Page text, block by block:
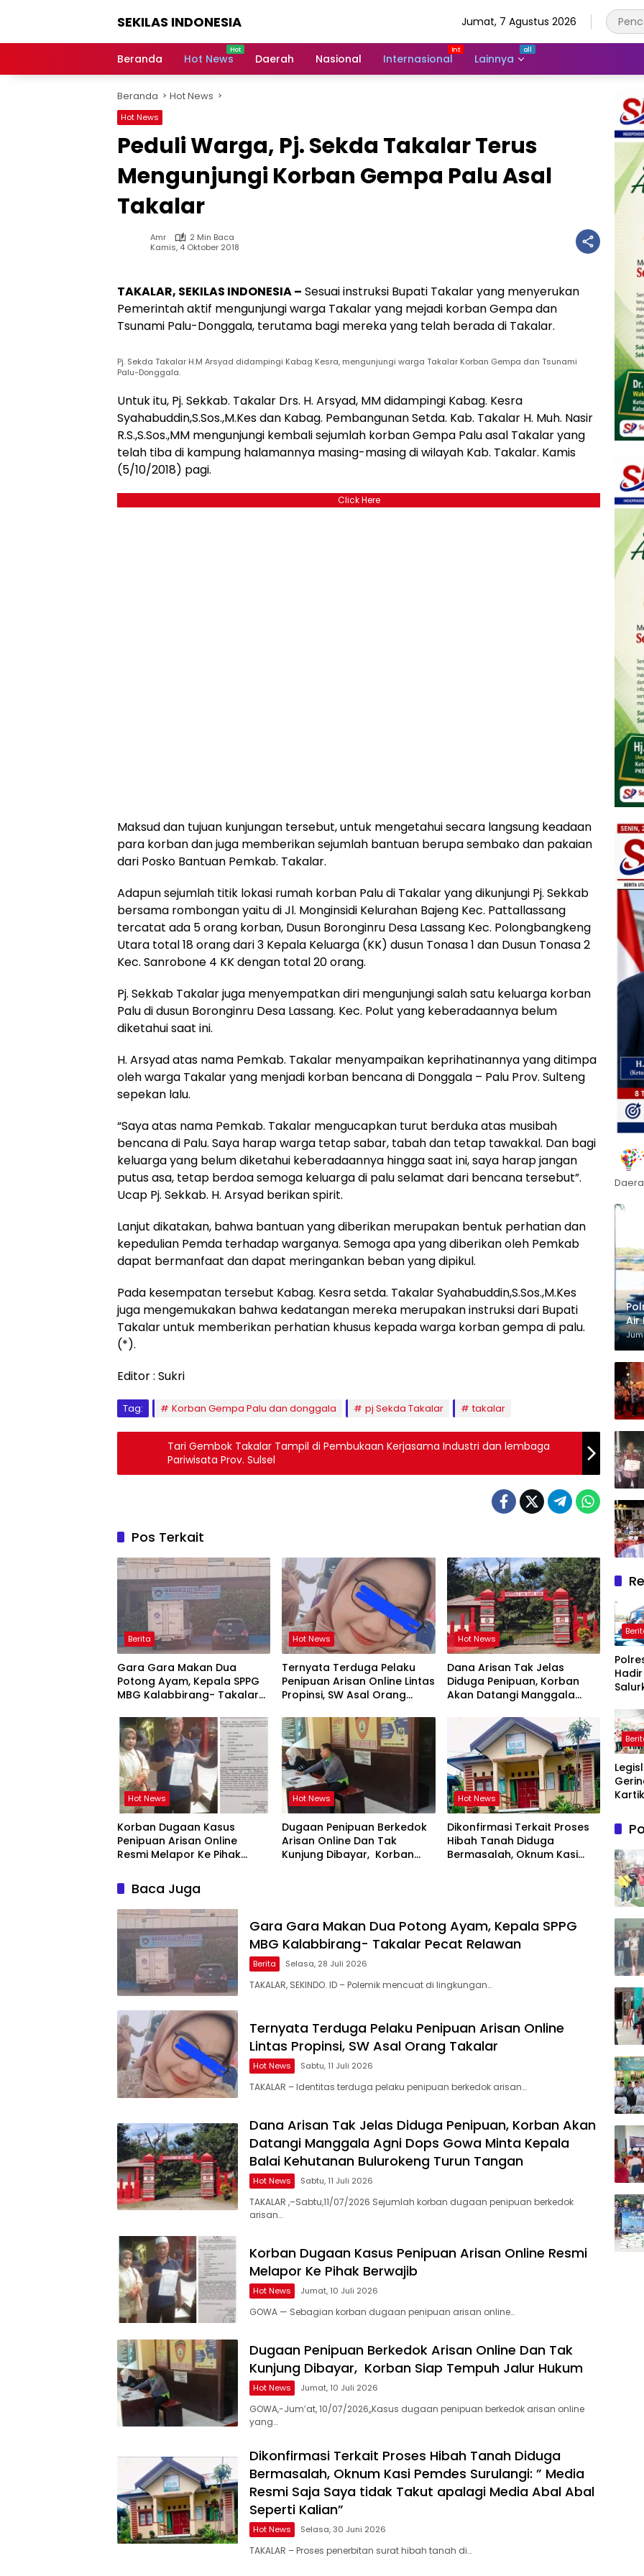
SEKILAS INDONESIA
Terkini,
Latest
World,
Headlines,
News
Jumat, 7 Agustus 2026
Beranda Hot News Daerah Nasional Internasional Lainnya
Beranda Hot News
Hot News
Peduli Warga, Pj. Sekda Takalar Terus
Mengunjungi Korban Gempa Palu Asal
Takalar
Amr
2 Min Baca
Kamis, 4 Oktober 2018
TAKALAR, SEKILAS INDONESIA – Sesuai instruksi Bupati Takalar yang menyerukan
Pemerintah aktif mengunjungi warga Takalar yang mejadi korban Gempa dan
Tsunami Palu-Donggala, terutama bagi mereka yang telah berada di Takalar.
Pj. Sekda Takalar H.M Arsyad didampingi Kabag Kesra, mengunjungi warga Takalar Korban Gempa dan Tsunami
Palu-Donggala.
Untuk itu, Pj. Sekkab. Takalar Drs. H. Arsyad, MM didampingi Kabag. Kesra
Syahabuddin,S.Sos.,M.Kes dan Kabag. Pembangunan Setda. Kab. Takalar H. Muh. Nasir
R.S.,S.Sos.,MM mengunjungi kembali sejumlah korban Gempa Palu asal Takalar yang
telah tiba di kampung halamannya masing-masing di wilayah Kab. Takalar. Kamis
(5/10/2018) pagi.
Click Here
Maksud dan tujuan kunjungan tersebut, untuk mengetahui secara langsung keadaan
para korban dan juga memberikan sejumlah bantuan berupa sembako dan pakaian
dari Posko Bantuan Pemkab. Takalar.
Adapun sejumlah titik lokasi rumah korban Palu di Takalar yang dikunjungi Pj. Sekkab
bersama rombongan yaitu di Jl. Monginsidi Kelurahan Bajeng Kec. Pattallassang
tercatat ada 5 orang korban, Dusun Boronginru Desa Lassang Kec. Polongbangkeng
Utara total 18 orang dari 3 Kepala Keluarga (KK) dusun Tonasa 1 dan Dusun Tonasa 2
Kec. Sanrobone 4 KK dengan total 20 orang.
Pj. Sekkab Takalar juga menyempatkan diri mengunjungi salah satu keluarga korban
Palu di dusun Boronginru Desa Lassang. Kec. Polut yang keberadaannya belum
diketahui saat ini.
H. Arsyad atas nama Pemkab. Takalar menyampaikan keprihatinannya yang ditimpa
oleh warga Takalar yang menjadi korban bencana di Donggala – Palu Prov. Sulteng
sepekan lalu.
“Saya atas nama Pemkab. Takalar mengucapkan turut berduka atas musibah
bencana di Palu. Saya harap warga tetap sabar, tabah dan tetap tawakkal. Dan bagi
keluarga yang belum diketahui keberadaannya hingga saat ini, saya harap jangan
putus asa, tetap berdoa semoga keluarga di palu selamat dari bencana tersebut”.
Ucap Pj. Sekkab. H. Arsyad berikan spirit.
Lanjut dikatakan, bahwa bantuan yang diberikan merupakan bentuk perhatian dan
kepedulian Pemda terhadap warganya. Semoga apa yang diberikan oleh Pemkab
dapat bermanfaat dan dapat meringankan beban yang dipikul.
Pada kesempatan tersebut Kabag. Kesra setda. Takalar Syahabuddin,S.Sos.,M.Kes
juga mengemukakan bahwa kedatangan mereka merupakan instruksi dari Bupati
Takalar untuk memberikan perhatian khusus kepada warga korban gempa di palu.
(*).
Editor : Sukri
Tag: Korban Gempa Palu dan donggala pj Sekda Takalar takalar
Tari Gembok Takalar Tampil di Pembukaan Kerjasama Industri dan lembaga
Pariwisata Prov. Sulsel
Pos Terkait
Berita
Gara Gara Makan Dua
Potong Ayam, Kepala SPPG
MBG Kalabbirang- Takalar
Hot News
Ternyata Terduga Pelaku
Penipuan Arisan Online Lintas
Propinsi, SW Asal Orang
Hot News
Dana Arisan Tak Jelas
Diduga Penipuan, Korban
Akan Datangi Manggala
Kepala Balai Kehutanan
Bulurokeng Turun Tangan
Hot News
Korban Dugaan Kasus
Penipuan Arisan Online
Resmi Melapor Ke Pihak
Hot News
Dugaan Penipuan Berkedok
Arisan Online Dan Tak
Kunjung Dibayar, Korban
Hot News
Dikonfirmasi Terkait Proses
Hibah Tanah Diduga
Bermasalah, Oknum Kasi
Baca Juga
Gara Gara Makan Dua Potong Ayam, Kepala SPPG
MBG Kalabbirang- Takalar Pecat Relawan
Berita Selasa, 28 Juli 2026
TAKALAR, SEKINDO. ID – Polemik mencuat di lingkungan…
Ternyata Terduga Pelaku Penipuan Arisan Online
Lintas Propinsi, SW Asal Orang Takalar
Hot News Sabtu, 11 Juli 2026
TAKALAR – Identitas terduga pelaku penipuan berkedok arisan…
Dana Arisan Tak Jelas Diduga Penipuan, Korban Akan
Datangi Manggala Agni Dops Gowa Minta Kepala
Balai Kehutanan Bulurokeng Turun Tangan
Hot News Sabtu, 11 Juli 2026
TAKALAR ,–Sabtu,11/07/2026 Sejumlah korban dugaan penipuan berkedok
arisan…
Korban Dugaan Kasus Penipuan Arisan Online Resmi
Melapor Ke Pihak Berwajib
Hot News Jumat, 10 Juli 2026
GOWA — Sebagian korban dugaan penipuan arisan online…
Dugaan Penipuan Berkedok Arisan Online Dan Tak
Kunjung Dibayar, Korban Siap Tempuh Jalur Hukum
Hot News Jumat, 10 Juli 2026
GOWA,-Jum’at, 10/07/2026,,Kasus dugaan penipuan berkedok arisan online
yang…
Dikonfirmasi Terkait Proses Hibah Tanah Diduga
Bermasalah, Oknum Kasi Pemdes Surulangi: ” Media
Resmi Saja Saya tidak Takut apalagi Media Abal Abal
Seperti Kalian”
Hot News Selasa, 30 Juni 2026
TAKALAR – Proses penerbitan surat hibah tanah di…
Air
Hadir
Krisis
UMKM